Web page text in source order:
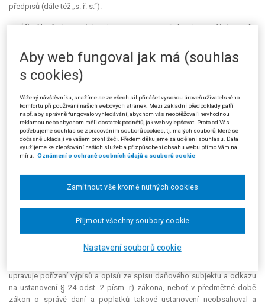
předpisů (dále též „s. ř. s.“).
(4) Nepřezkoumatelnost pro nesrozumitelnost spočívá podle
dvojinstančnosti řízení. Ustanovení § 50 odst. 3 zákona č. 337/1992 Sb.,
o správě daní a poplatků, ve znění pozdějších předpisů, nelze podle
stěžovatelky interpretovat tak, že odvolací orgán může sám nebo
prostřednictvím správce daně doplňovat výsledky daňového řízení v
neomezeném rozsahu. Doplňování daňového řízení v rámci řízení
odvolacího nelze připustit tehdy, pokud by se mělo týkat rozsáhlého
okruhu skutečností významných pro správné stanovení daňové
povinnosti, jimiž se správce daně nezabýval, nebo skutečností natolik
podstatných, že jejich zjištění rozhodující měrou ovlivní způsob
stanovení daňové povinnosti. Krajský soud k citované námitce mimo jiné
posouzení předmětného převodu akcií správním orgánem prvního
zákona o správě daní a poplatků, když posuzované úkony prodeje a
zákona ve smyslu ustanovení § 39 občanského zákoníku.“ Stěžovatelka
upravuje pořízení výpisů a opisů ze spisu daňového subjektu a odkazu
na ustanovení § 24 odst. 2 písm. r) zákona, neboť v předmětné době
zákon o správě daní a poplatků takové ustanovení neobsahoval a
Aby web fungoval jak má (souhlas
s cookies)
Vážený návštěvníku, snažíme se ze všech sil přinášet vysokou úroveň uživatelského
komfortu při používání našich webových stránek. Mezi základní předpoklady patří
např. aby správně fungovalo vyhledávání, abychom vás neobtěžovali nevhodnou
reklamou nebo abychom měli dostatek podnětů, jak web vylepšovat. Proto od Vás
potřebujeme souhlas se zpracováním souborů cookies, tj. malých souborů, které se
dočasně ukládají ve vašem prohlížeči. Předem děkujeme za udělení souhlasu. Data
využijeme ke zlepšování našich služeb a přizpůsobení obsahu webu přímo Vám na
míru.
Oznámení o ochraně osobních údajů a souborů cookie
Nastavení souborů cookie
Zamítnout vše kromě nutných cookies
Přijmout všechny soubory cookie